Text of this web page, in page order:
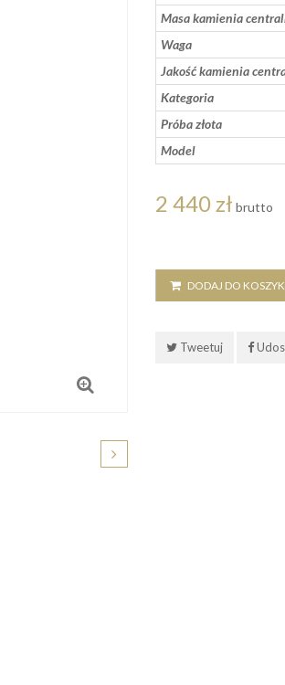
Masa kamienia
Waga
Jakość kamienia
Kategoria
Próba złota
Model
2 440 zł brutto
DODAJ DO
Tweetuj